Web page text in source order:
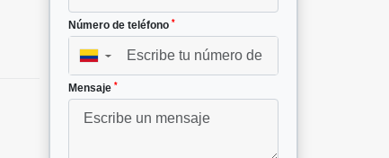
Número de teléfono *
▼
Mensaje *